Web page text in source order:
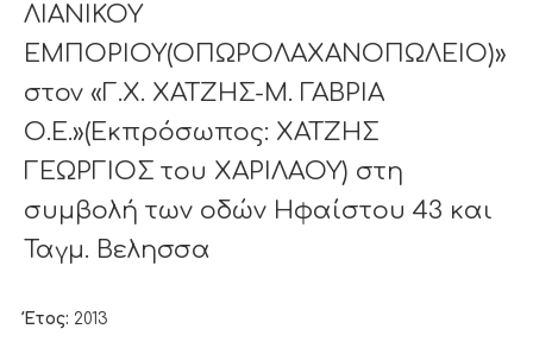
ΛΙΑΝΙΚΟΥ
ΕΜΠΟΡΙΟΥ(ΟΠΩΡΟΛΑΧΑΝΟΠΩΛΕΙΟ)»
στον «Γ.Χ. ΧΑΤΖΗΣ-Μ. ΓΑΒΡΙΑ
Ο.Ε.»(Εκπρόσωπος: ΧΑΤΖΗΣ
ΓΕΩΡΓΙΟΣ του ΧΑΡΙΛΑΟΥ) στη
συμβολή των οδών Ηφαίστου 43 και
Ταγμ. Βελησσα
Έτος: 2013